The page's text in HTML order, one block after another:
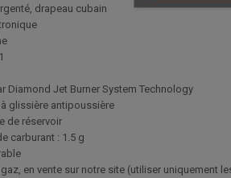
drapeau cubain
Diamond Jet Burner System Technology
glissière antipoussière
de réservoir
carburant : 1.5 g
en vente sur notre site (utiliser uniquement